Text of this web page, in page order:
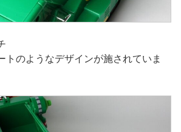
トのようなデザインが施されていま